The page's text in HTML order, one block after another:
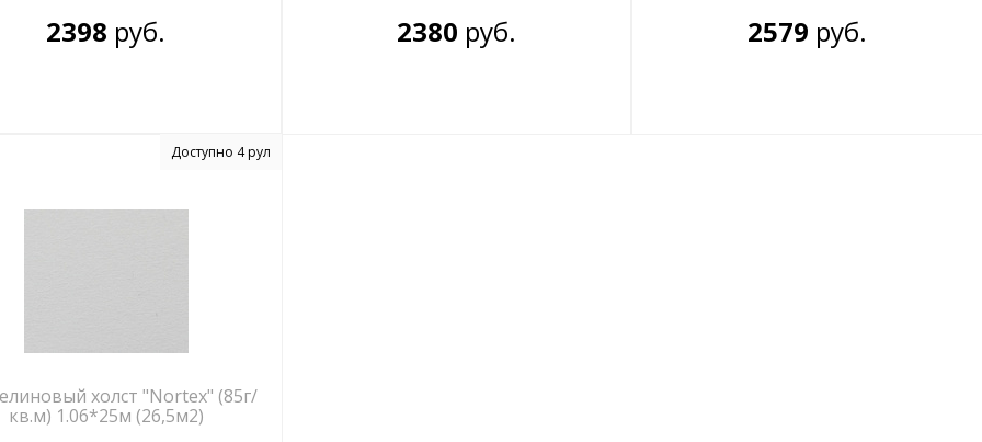
2398 руб. 2380 руб. 2579 руб.
Доступно 4 рул
холст "Nortex" (85г/
кв.м) 1.06*25м (26,5м2)